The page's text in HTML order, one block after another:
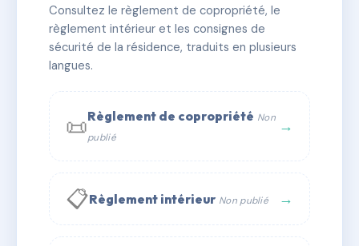
✓ Immatriculée 🏠 5 lots 🏗 1 bâtiment(s)
📞 Contacter Syndic Digital
Consultez le règlement de copropriété, le
règlement intérieur et les consignes de
sécurité de la résidence, traduits en plusieurs
langues.
📜Règlement de copropriété Non
publié
→
📋Règlement intérieur Non publié →